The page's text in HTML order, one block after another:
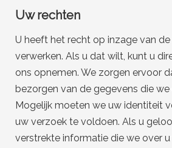
Uw rechten
U heeft het recht op inzage van
verwerken. Als u dat wilt, kunt u
ons opnemen. We zorgen ervoor
bezorgen van de gegevens die we
Mogelijk moeten we uw identiteit
uw verzoek te voldoen. Als u
verstrekte informatie die we over